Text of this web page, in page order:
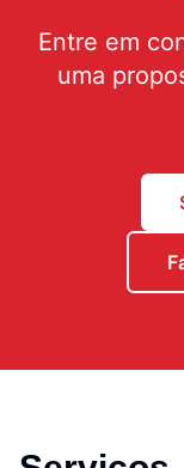
Entre em
uma